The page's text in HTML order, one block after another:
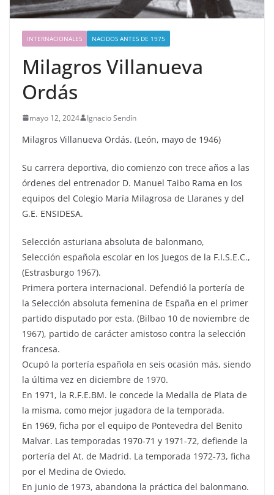
INTERNACIONALES NACIDOS ANTES DE 1975
Milagros Villanueva
Ordás
mayo 12, 2024 Ignacio Sendín
Milagros Villanueva Ordás. (León, mayo de 1946)
Su carrera deportiva, dio comienzo con trece años a las
órdenes del entrenador D. Manuel Taibo Rama en los
equipos del Colegio María Milagrosa de Llaranes y del
G.E. ENSIDESA.
Selección asturiana absoluta de balonmano,
Selección española escolar en los Juegos de la F.I.S.E.C.,
(Estrasburgo 1967).
Primera portera internacional. Defendió la portería de
la Selección absoluta femenina de España en el primer
partido disputado por esta. (Bilbao 10 de noviembre de
1967), partido de carácter amistoso contra la selección
francesa.
Ocupó la portería española en seis ocasión más, siendo
la última vez en diciembre de 1970.
En 1971, la R.F.E.BM. le concede la Medalla de Plata de
la misma, como mejor jugadora de la temporada.
En 1969, ficha por el equipo de Pontevedra del Benito
Malvar. Las temporadas 1970-71 y 1971-72, defiende la
portería del At. de Madrid. La temporada 1972-73, ficha
por el Medina de Oviedo.
En junio de 1973, abandona la práctica del balonmano.